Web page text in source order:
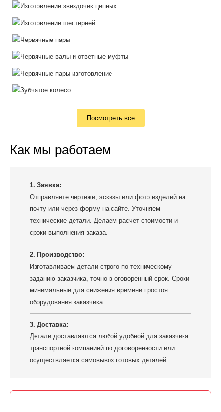
Посмотреть все
Как мы работаем
1. Заявка:
Отправляете чертежи, эскизы или фото изделий на
почту или через форму на сайте. Уточняем
технические детали. Делаем расчет стоимости и
сроки выполнения заказа.
2. Производство:
Изготавливаем детали строго по техническому
заданию заказчика, точно в оговоренный срок. Сроки
минимальные для снижения времени простоя
оборудования заказчика.
3. Доставка:
Детали доставляются любой удобной для заказчика
транспортной компанией по договоренности или
осуществляется самовывоз готовых деталей.